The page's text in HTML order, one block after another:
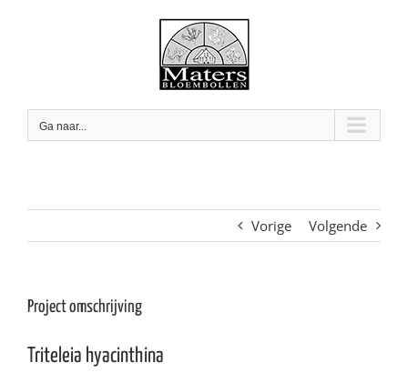
Ga naar...
Vorige Volgende
Project omschrijving
Triteleia hyacinthina